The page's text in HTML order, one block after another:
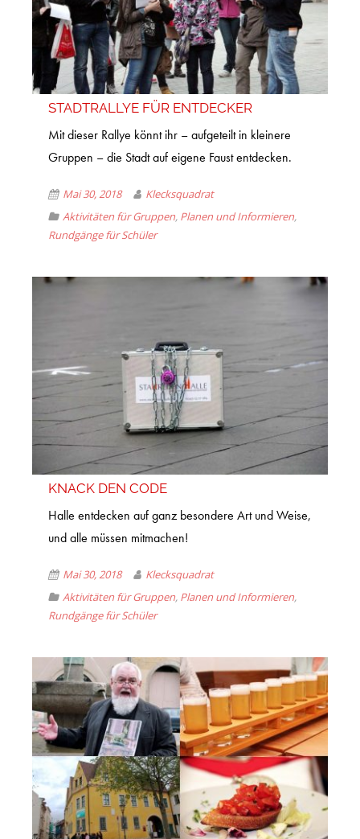
STADTRALLYE FÜR ENTDECKER
Mit dieser Rallye könnt ihr – aufgeteilt in kleinere
Gruppen – die Stadt auf eigene Faust entdecken.
Mai 30, 2018
Klecksquadrat
Aktivitäten für Gruppen, Planen und Informieren,
Rundgänge für Schüler
KNACK DEN CODE
Halle entdecken auf ganz besondere Art und Weise,
und alle müssen mitmachen!
Mai 30, 2018
Klecksquadrat
Aktivitäten für Gruppen, Planen und Informieren,
Rundgänge für Schüler